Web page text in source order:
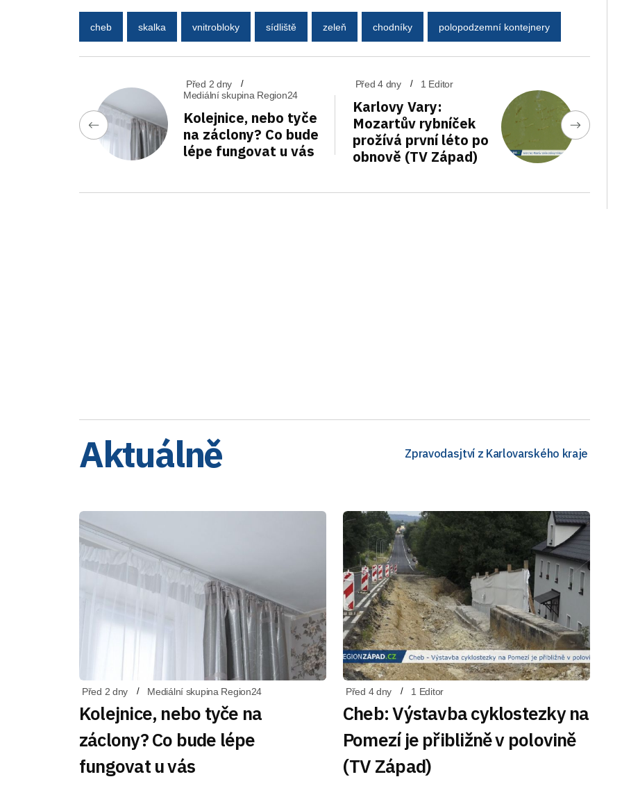
cheb skalka vnitrobloky sídliště zeleň chodníky polopodzemní kontejnery
Před 2 dny
Mediální skupina Region24
Kolejnice, nebo tyče
na záclony? Co bude
lépe fungovat u vás
Před 4 dny 1 Editor
Karlovy Vary:
Mozartův rybníček
prožívá první léto po
obnově (TV Západ)
Aktuálně Zpravodasjtví z Karlovarského kraje
Před 2 dny Mediální skupina Region24
Kolejnice, nebo tyče na
záclony? Co bude lépe
fungovat u vás
Před 4 dny 1 Editor
Cheb: Výstavba cyklostezky na
Pomezí je přibližně v polovině
(TV Západ)